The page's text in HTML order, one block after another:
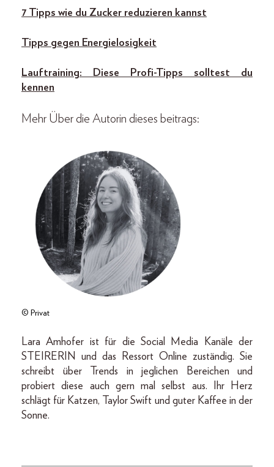
7 Tipps wie du Zucker reduzieren kannst
Tipps gegen Energielosigkeit
Lauftraining: Diese Profi-Tipps solltest du
kennen
Mehr Über die Autorin dieses beitrags:
© Privat
Lara Amhofer ist für die Social Media Kanäle der
STEIRERIN und das Ressort Online zuständig. Sie
schreibt über Trends in jeglichen Bereichen und
probiert diese auch gern mal selbst aus. Ihr Herz
schlägt für Katzen, Taylor Swift und guter Kaffee in der
Sonne.